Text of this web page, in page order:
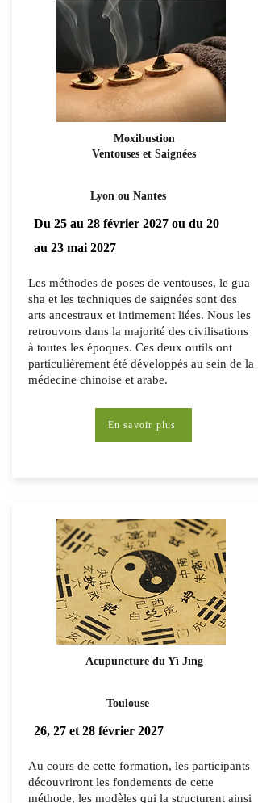
Moxibustion
Ventouses et Saignées
Lyon ou Nantes
Du 25 au 28 février 2027 ou du 20
au 23 mai 2027
Les méthodes de poses de ventouses, le gua
sha et les techniques de saignées sont des
arts ancestraux et intimement liées. Nous les
retrouvons dans la majorité des civilisations
à toutes les époques. Ces deux outils ont
particulièrement été développés au sein de la
médecine chinoise et arabe.
En savoir plus
Acupuncture du Yì Jīng
Toulouse
26, 27 et 28 février 2027
Au cours de cette formation, les participants
découvriront les fondements de cette
méthode, les modèles qui la structurent ainsi